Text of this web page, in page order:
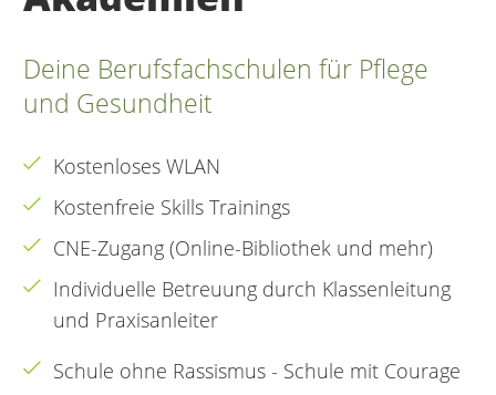
Deine Berufsfachschulen für Pflege
und Gesundheit
Kostenloses WLAN
Kostenfreie Skills Trainings
CNE-Zugang (Online-Bibliothek und mehr)
Individuelle Betreuung durch Klassenleitung
und Praxisanleiter
Schule ohne Rassismus - Schule mit Courage